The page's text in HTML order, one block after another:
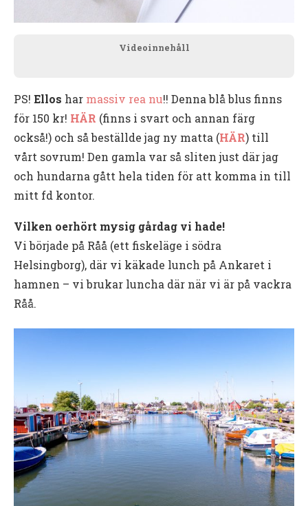
Videoinnehåll
PS! Ellos har massiv rea nu!! Denna blå blus finns
för 150 kr! HÄR (finns i svart och annan färg
också!) och så beställde jag ny matta (HÄR) till
vårt sovrum! Den gamla var så sliten just där jag
och hundarna gått hela tiden för att komma in till
mitt fd kontor.
Vilken oerhört mysig gårdag vi hade!
Vi började på Råå (ett fiskeläge i södra
Helsingborg), där vi käkade lunch på Ankaret i
hamnen – vi brukar luncha där när vi är på vackra
Råå.